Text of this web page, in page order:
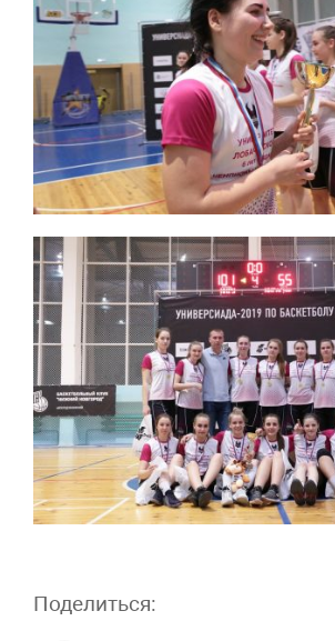
Поделиться: